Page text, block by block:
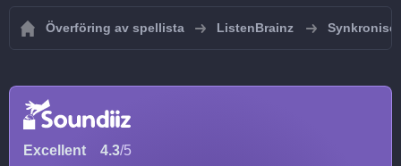
Överföring av spellista ListenBrainz
Excellent 4.3/5